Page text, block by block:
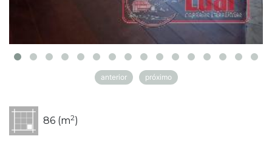
anterior próximo
86 (m2)